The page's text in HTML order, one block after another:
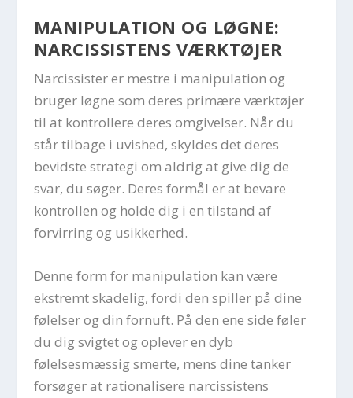
MANIPULATION OG LØGNE:
NARCISSISTENS VÆRKTØJER
Narcissister er mestre i manipulation og
bruger løgne som deres primære værktøjer
til at kontrollere deres omgivelser. Når du
står tilbage i uvished, skyldes det deres
bevidste strategi om aldrig at give dig de
svar, du søger. Deres formål er at bevare
kontrollen og holde dig i en tilstand af
forvirring og usikkerhed.
Denne form for manipulation kan være
ekstremt skadelig, fordi den spiller på dine
følelser og din fornuft. På den ene side føler
du dig svigtet og oplever en dyb
følelsesmæssig smerte, mens dine tanker
forsøger at rationalisere narcissistens